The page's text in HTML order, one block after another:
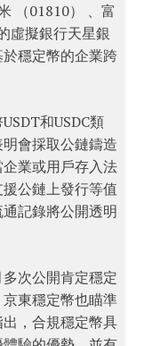
（01810） 、富
虛擬銀行天星銀
穩定幣的企業跨
和USDC類
會採取公鏈鑄造
業或用戶存入法
公鏈上發行等值
記錄將公開透明
次公開肯定穩定
東穩定幣也瞄準
，合規穩定幣具